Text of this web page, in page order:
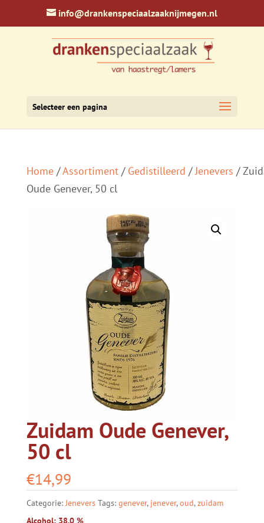
info@drankenspeciaalzaaknijmegen.nl
Selecteer een pagina
Home/Assortiment/ Gedistilleerd /Jenevers /
Oude Genever, 50 cl
Zuidam Oude Genever,
50 cl
€14,99
Categorie:Jenevers Tags: genever, jenever,oud,zuidam
Alcohol: 38.0 %